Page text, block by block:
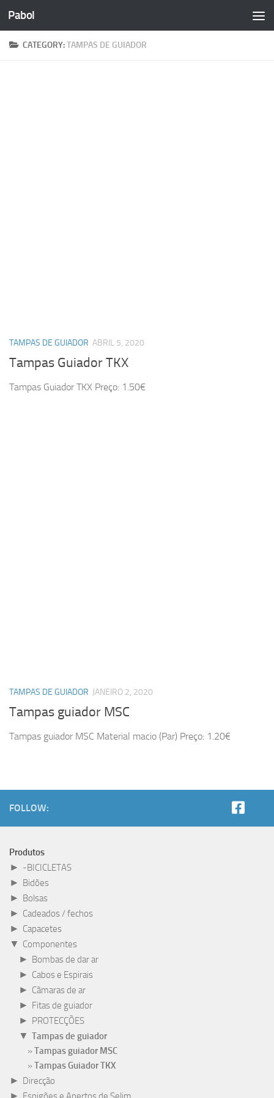
Skip to content
Pabol
CATEGORY:TAMPAS DE GUIADOR
TAMPAS DE GUIADOR ABRIL 5, 2020
Tampas Guiador TKX
Tampas Guiador TKX Preço: 1.50€
TAMPAS DE GUIADOR JANEIRO 2, 2020
Tampas guiador MSC
Tampas guiador MSC Material macio (Par) Preço: 1.20€
FOLLOW:
Produtos
► -BICICLETAS
►
Bidões
►
Bolsas
► Cadeados / fechos
► Capacetes
▼ Componentes
►
Bombas de dar ar
► Cabos e Espirais
► Cãmaras de ar
►
Fitas de guiador
►
PROTECÇÕES
▼ Tampas de guiador
Tampas guiador MSC
Tampas Guiador TKX
►
Direcção
►